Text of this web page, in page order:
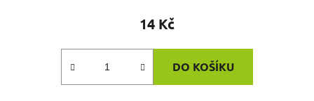
14 Kč
DO KOŠÍKU